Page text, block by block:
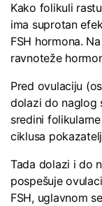
Kako folikuli
ima suprotan
FSH hormona.
ravnoteže
Pred ovulaciju
dolazi do naglog
sredini
ciklusa
Tada dolazi i do
pospešuje
FSH, uglavnom